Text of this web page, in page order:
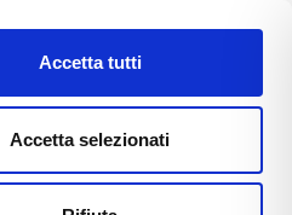
Accetta tutti
Accetta selezionati
FAST NEWS